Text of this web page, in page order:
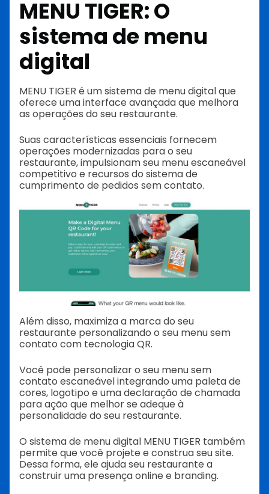
MENU TIGER: O
sistema de menu
digital
MENU TIGER é um sistema de menu digital que
oferece uma interface avançada que melhora
as operações do seu restaurante.
Suas características essenciais fornecem
operações modernizadas para o seu
restaurante, impulsionam seu menu escaneável
competitivo e recursos do sistema de
cumprimento de pedidos sem contato.
Além disso, maximiza a marca do seu
restaurante personalizando o seu menu sem
contato com tecnologia QR.
Você pode personalizar o seu menu sem
contato escaneável integrando uma paleta de
cores, logotipo e uma declaração de chamada
para ação que melhor se adeque à
personalidade do seu restaurante.
O sistema de menu digital MENU TIGER também
permite que você projete e construa seu site.
Dessa forma, ele ajuda seu restaurante a
construir uma presença online e branding.